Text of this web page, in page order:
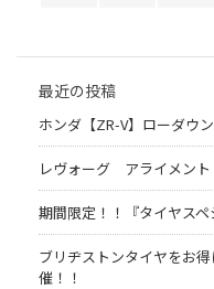
最近の投稿
ホンダ【ZR-V】ローダウン
レヴォーグ アライメント
期間限定！！『タイヤス
ブリヂストンタイヤをお
催！！